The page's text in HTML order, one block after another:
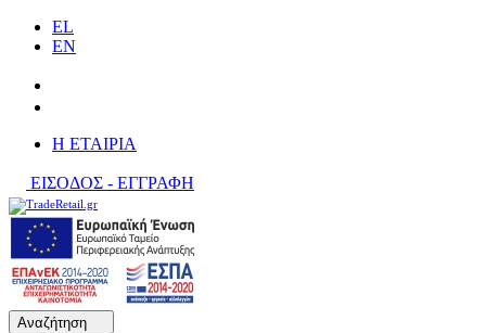
EL
EN
H ΕΤΑΙΡΙΑ
ΕΙΣΟΔΟΣ - ΕΓΓΡΑΦΗ
Αναζήτηση